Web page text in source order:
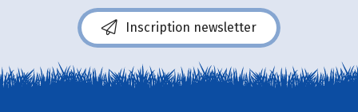
Inscription newsletter